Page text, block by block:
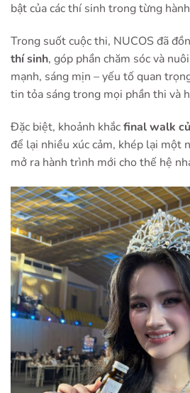
bật của các thí sinh trong từng
Trong suốt cuộc thi, NUCOS đã
thí sinh, góp phần chăm sóc và
mạnh, sáng mịn – yếu tố quan
tin tỏa sáng trong mọi phần thi và
Đặc biệt, khoảnh khắcfinal walk
để lại nhiều xúc cảm, khép lại một
mở ra hành trình mới cho thế hệ